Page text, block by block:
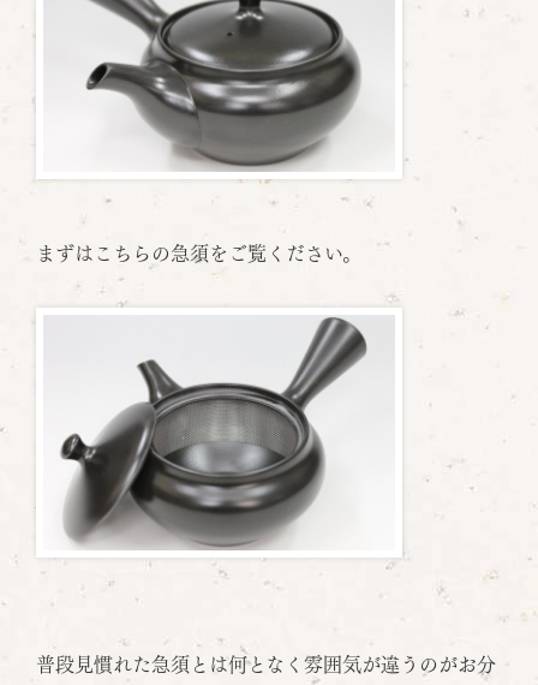
まずはこちらの急須をご覧ください。
普段見慣れた急須とは何となく雰囲気が違うのがお分